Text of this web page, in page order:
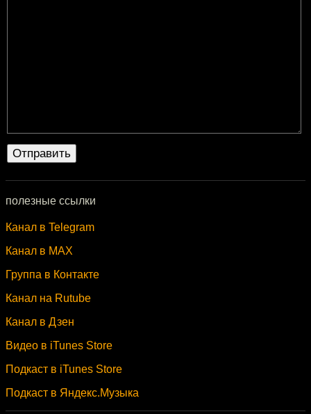
полезные ссылки
Канал в Telegram
Канал в MAX
Группа в Контакте
Канал на Rutube
Канал в Дзен
Видео в iTunes Store
Подкаст в iTunes Store
Подкаст в Яндекс.Музыка